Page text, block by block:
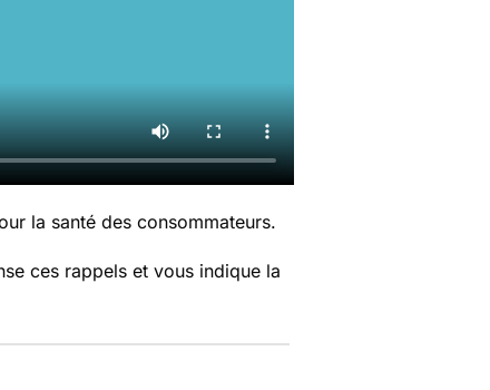
la santé des consommateurs.
ces rappels et vous indique la